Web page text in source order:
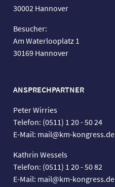
30002 Hannover
Besucher:
Am Waterlooplatz 1
30169 Hannover
ANSPRECHPARTNER
Peter Wirries
Telefon: (0511) 1 20 - 50 24
E-Mail: mail@km-kongress.de
Kathrin Wessels
Telefon: (0511) 1 20 - 50 82
E-Mail: mail@km-kongress.de